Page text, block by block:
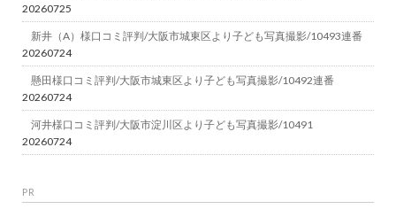
20260725
新井（A）様口コミ評判/大阪市城東区より子ども写真撮影/10493連番
20260724
懸田様口コミ評判/大阪市城東区より子ども写真撮影/10492連番
20260724
河井様口コミ評判/大阪市淀川区より子ども写真撮影/10491
20260724
PR